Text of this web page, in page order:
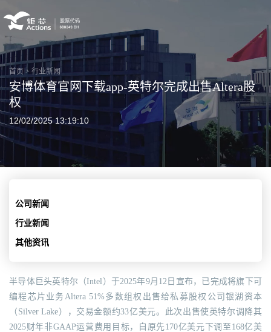
首页 > 行业新闻
安博体育官网下载app-英特尔完成出售Altera股
权
12/02/2025 13:19:10
公司新闻
行业新闻
其他资讯
半导体巨头英特尔（Intel）于2025年9月12日宣布，已完成将旗下可
编程芯片业务Altera 51%多数组权出售给私募股权公司银湖资本
（Silver Lake），交易金额约33亿美元。此次出售使英特尔调降其
2025财年非GAAP运营费用目标，自原先170亿美元下调至168亿美